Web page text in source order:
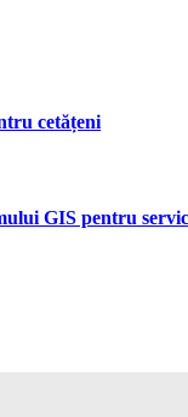
cetățeni
GIS pentru